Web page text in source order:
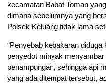
kecamatan Babat Toman
dimana sebelumnya yang
Polsek Keluang tidak lama
“Penyebab kebakaran
penyedot minyak
penampungan, sehingga api
yang ada ditempat tersebut,